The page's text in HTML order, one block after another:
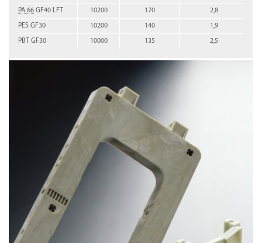
PA 66 GF40 LFT 10200 170 2,8
PES GF30 10200 140 1,9
PBT GF30 10000 135 2,5